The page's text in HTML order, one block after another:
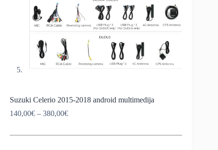
Suzuki Celerio 2015-2018 android multimedija
140,00€ – 380,00€Price